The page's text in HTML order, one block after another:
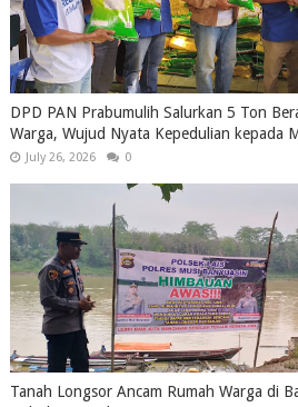
DPD PAN Prabumulih Salurkan 5 Ton
Warga, Wujud Nyata Kepedulian kepada
July 26, 2026 0
Tanah Longsor Ancam Rumah Warga di